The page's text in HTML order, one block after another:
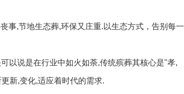
事,节地生态葬,环保又庄重.以生态方式，告别每一
以说是在行业中如火如荼,传统殡葬其核心是"孝,
新,变化,适应着时代的需求.